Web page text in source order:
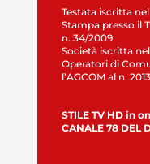
Testata iscritta
Stampa presso il
n. 34/2009
Società iscritta
Operatori di
l’AGCOM al n.
STILE TV HD in
CANALE 78 DEL